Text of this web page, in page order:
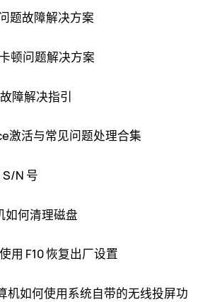
题故障解决方案
顿问题解决方案
障解决指引
激活与常见问题处理合集
N 号
如何清理磁盘
用 F10 恢复出厂设置
机如何使用系统自带的无线投屏功